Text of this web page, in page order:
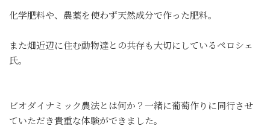
化学肥料や、農薬を使わず天然成分で作った肥料。
また畑近辺に住む動物達との共存も大切にしているペロシェ
氏。
ビオダイナミック農法とは何か？一緒に葡萄作りに同行させ
ていただき貴重な体験ができました。